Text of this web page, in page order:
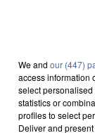
We and our (447)
access information
select
statistics or
profiles to select
Deliver and